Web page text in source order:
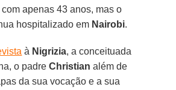
apenas 43 anos, mas o
hospitalizado em Nairobi.
à Nigrizia, a conceituada
o padreChristian além de
da sua vocação e a sua